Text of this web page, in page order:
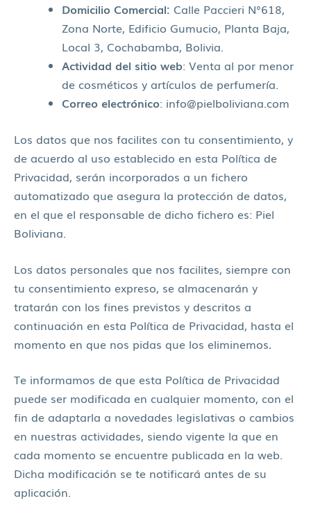
Domicilio Comercial: Calle Paccieri N°618,
Zona Norte, Edificio Gumucio, Planta Baja,
Local 3, Cochabamba, Bolivia.
Actividad del sitio web: Venta al por menor
de cosméticos y artículos de perfumería.
Correo electrónico: info@pielboliviana.com
Los datos que nos facilites con tu consentimiento, y
de acuerdo al uso establecido en esta Política de
Privacidad, serán incorporados a un fichero
automatizado que asegura la protección de datos,
en el que el responsable de dicho fichero es: Piel
Boliviana.
Los datos personales que nos facilites, siempre con
tu consentimiento expreso, se almacenarán y
tratarán con los fines previstos y descritos a
continuación en esta Política de Privacidad, hasta el
momento en que nos pidas que los eliminemos.
Te informamos de que esta Política de Privacidad
puede ser modificada en cualquier momento, con el
fin de adaptarla a novedades legislativas o cambios
en nuestras actividades, siendo vigente la que en
cada momento se encuentre publicada en la web.
Dicha modificación se te notificará antes de su
aplicación.